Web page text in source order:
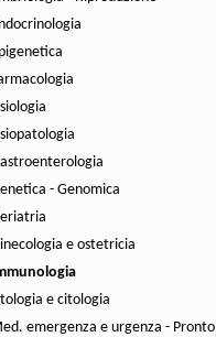
- Genomica
e ostetricia
e citologia
emergenza e urgenza - Pronto